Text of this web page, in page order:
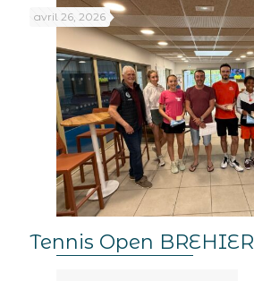
avril 26, 2026
Tennis Open BREHIER